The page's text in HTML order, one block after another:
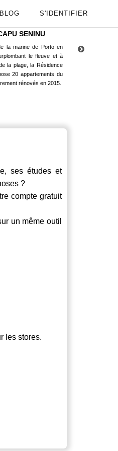
BLOG S'IDENTIFIER
SENINU
la marine de Porto en
le fleuve et à
la plage, la Résidence
20 appartements du
rénovés en 2015.
ses études et
?
compte gratuit
un même outil
les stores.